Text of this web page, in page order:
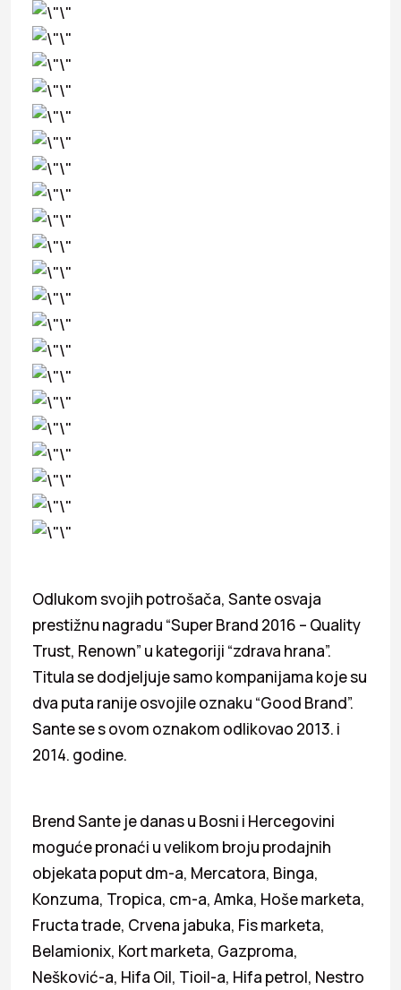
Odlukom svojih potrošača, Sante osvaja
prestižnu nagradu “Super Brand 2016 – Quality
Trust, Renown” u kategoriji “zdrava hrana”.
Titula se dodjeljuje samo kompanijama koje su
dva puta ranije osvojile oznaku “Good Brand”.
Sante se s ovom oznakom odlikovao 2013. i
2014. godine.
Brend Sante je danas u Bosni i Hercegovini
moguće pronaći u velikom broju prodajnih
objekata poput dm-a, Mercatora, Binga,
Konzuma, Tropica, cm-a, Amka, Hoše marketa,
Fructa trade, Crvena jabuka, Fis marketa,
Belamionix, Kort marketa, Gazproma,
Nešković-a, Hifa Oil, Tioil-a, Hifa petrol, Nestro